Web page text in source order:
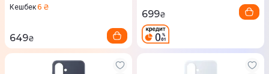
Кешбек6 ₴
649₴
699₴